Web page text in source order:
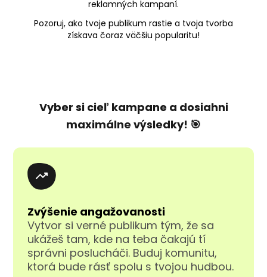
reklamných kampaní.
Pozoruj, ako tvoje publikum rastie a tvoja tvorba
získava čoraz väčšiu popularitu!
Vyber si cieľ kampane a dosiahni
maximálne výsledky! 🎯
Zvýšenie angažovanosti
Vytvor si verné publikum tým, že sa
ukážeš tam, kde na teba čakajú tí
správni poslucháči. Buduj komunitu,
ktorá bude rásť spolu s tvojou hudbou.